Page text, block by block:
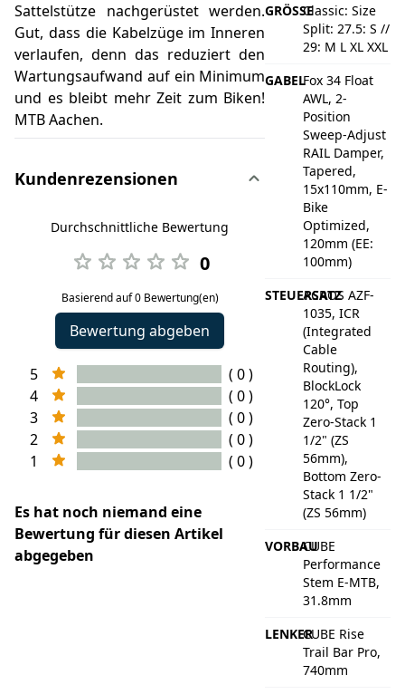
Sattelstütze nachgerüstet werden.
Gut, dass die Kabelzüge im Inneren
verlaufen, denn das reduziert den
Wartungsaufwand auf ein Minimum
und es bleibt mehr Zeit zum Biken!
MTB Aachen.
Kundenrezensionen
Durchschnittliche Bewertung
0
Basierend auf 0 Bewertung(en)
Bewertung abgeben
5
( 0 )
4
( 0 )
3
( 0 )
2
( 0 )
1
( 0 )
Es hat noch niemand eine
Bewertung für diesen Artikel
abgegeben
GRÖSSEClassic: Size
Split: 27.5: S //
29: M L XL XXL
GABELFox 34 Float
AWL, 2-
Position
Sweep-Adjust
RAIL Damper,
Tapered,
15x110mm, E-
Bike
Optimized,
120mm (EE:
100mm)
STEUERSATZ
ACROS AZF-
1035, ICR
(Integrated
Cable
Routing),
BlockLock
120°, Top
Zero-Stack 1
1/2" (ZS
56mm),
Bottom Zero-
Stack 1 1/2"
(ZS 56mm)
VORBAUCUBE
Performance
Stem E-MTB,
31.8mm
LENKERCUBE Rise
Trail Bar Pro,
740mm